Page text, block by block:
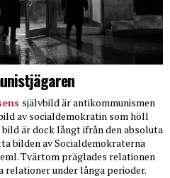
självbild är antikommunismen
av socialdemokratin som höll
är dock långt ifrån den absoluta
bilden av Socialdemokraterna
Tvärtom präglades relationen
under långa perioder.